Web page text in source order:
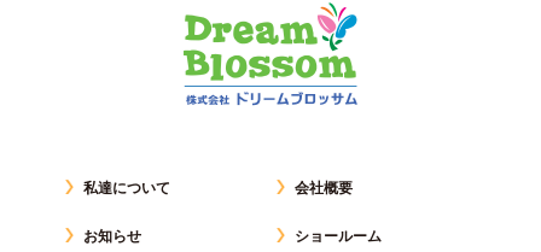
私達について
お知らせ
会社概要
ショールーム